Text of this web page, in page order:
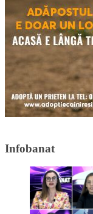
Infobanat